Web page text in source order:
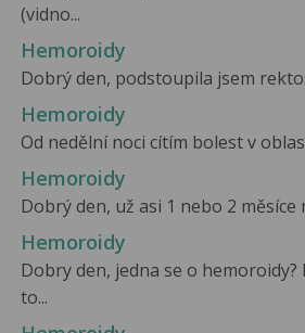
(vidno...
Hemoroidy
Dobrý den, podstoupila jsem
Hemoroidy
Od nedělní noci cítím bolest v
Hemoroidy
Dobrý den, už asi 1 nebo 2
Hemoroidy
Dobry den, jedna se o
to...